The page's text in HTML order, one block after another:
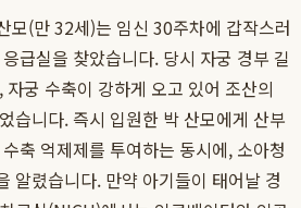
모(만 32세)는 임신 30주차에 갑작스러
급실을 찾았습니다. 당시 자궁 경부 길
궁 수축이 강하게 오고 있어 조산의
습니다. 즉시 입원한 박 산모에게 산부
축 억제제를 투여하는 동시에, 소아청
알렸습니다. 만약 아기들이 태어날 경